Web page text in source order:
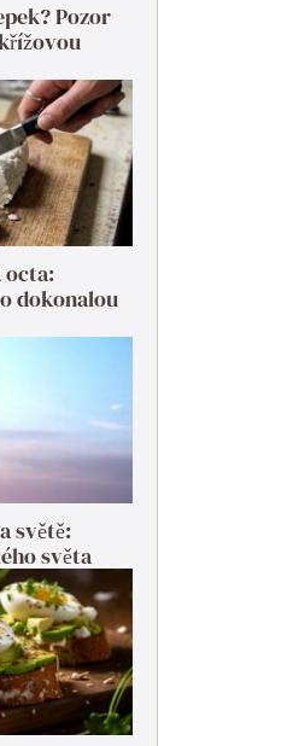
Pozor
octa:
dokonalou
světě:
světa